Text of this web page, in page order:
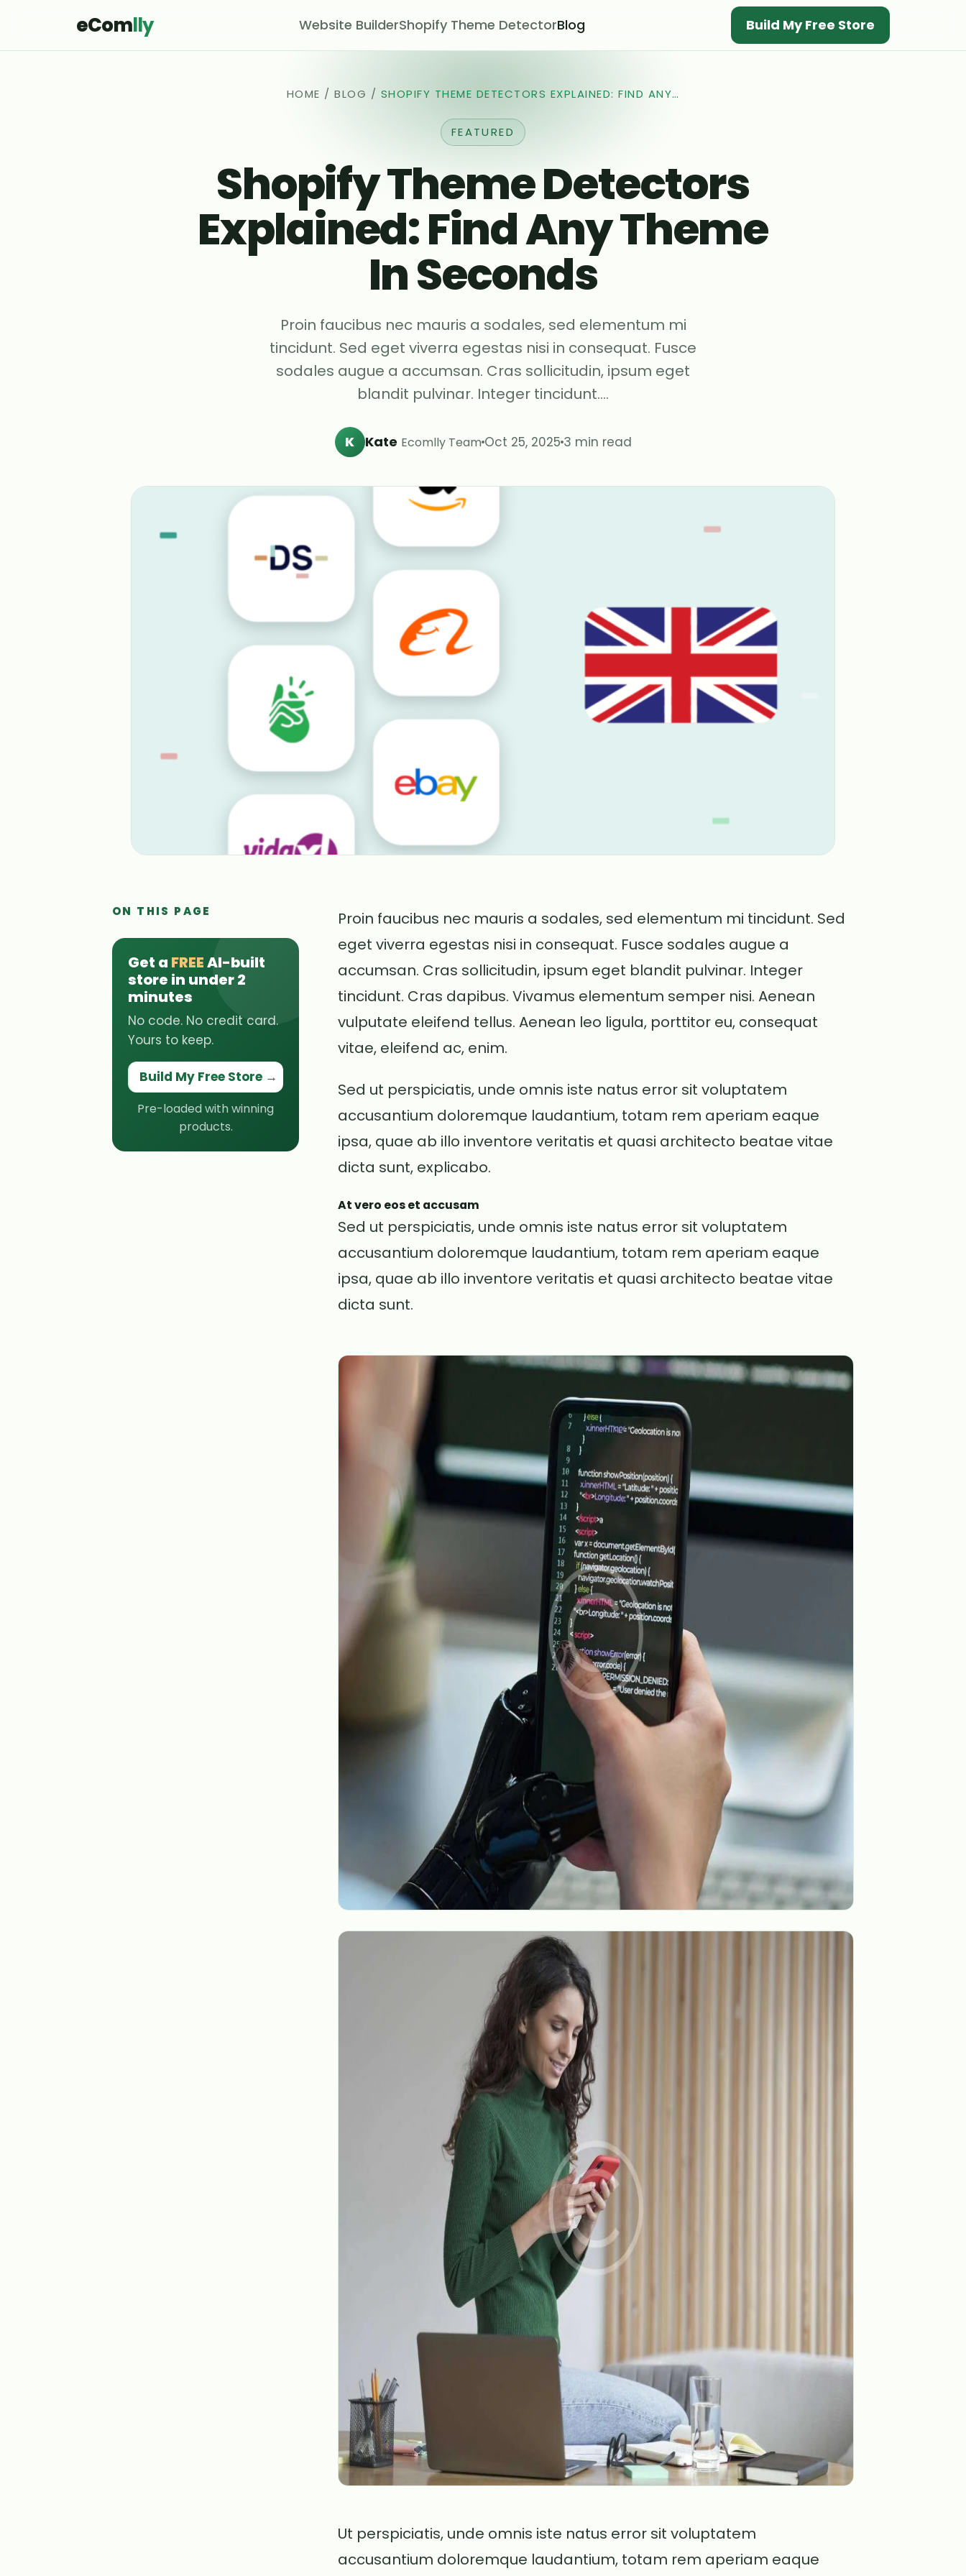
eComlly Website BuilderShopify Theme DetectorBlog Build My Free Store
HOME / BLOG / SHOPIFY THEME DETECTORS EXPLAINED: FIND ANY…
FEATURED
Shopify Theme Detectors
Explained: Find Any Theme
In Seconds
Proin faucibus nec mauris a sodales, sed elementum mi
tincidunt. Sed eget viverra egestas nisi in consequat. Fusce
sodales augue a accumsan. Cras sollicitudin, ipsum eget
blandit pulvinar. Integer tincidunt.…
K Kate Ecomlly TeamOct 25, 20253 min read
ON THIS PAGE
Get a FREEAI-built
store in under 2
minutes
No code. No credit card.
Yours to keep.
Build My Free Store →
Pre-loaded with winning
products.
Proin faucibus nec mauris a sodales, sed elementum mi tincidunt. Sed
eget viverra egestas nisi in consequat. Fusce sodales augue a
accumsan. Cras sollicitudin, ipsum eget blandit pulvinar. Integer
tincidunt. Cras dapibus. Vivamus elementum semper nisi. Aenean
vulputate eleifend tellus. Aenean leo ligula, porttitor eu, consequat
vitae, eleifend ac, enim.
Sed ut perspiciatis, unde omnis iste natus error sit voluptatem
accusantium doloremque laudantium, totam rem aperiam eaque
ipsa, quae ab illo inventore veritatis et quasi architecto beatae vitae
dicta sunt, explicabo.
At vero eos et accusam
Sed ut perspiciatis, unde omnis iste natus error sit voluptatem
accusantium doloremque laudantium, totam rem aperiam eaque
ipsa, quae ab illo inventore veritatis et quasi architecto beatae vitae
dicta sunt.
Ut perspiciatis, unde omnis iste natus error sit voluptatem
accusantium doloremque laudantium, totam rem aperiam eaque